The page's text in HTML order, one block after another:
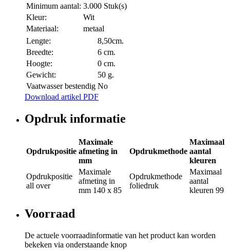
Minimum aantal: 3.000 Stuk(s)
Kleur:
Wit
Materiaal:
metaal
Lengte:
8,50cm.
Breedte:
6 cm.
Hoogte:
0 cm.
Gewicht:
50 g.
Vaatwasser bestendig No
Download artikel PDF
Opdruk informatie
Opdrukpositie
Maximale
afmeting in
mm
Opdrukmethode
Maximaal
aantal
kleuren
Opdrukpositie
all over
Maximale
afmeting in
mm 140 x 85
Opdrukmethode
foliedruk
Maximaal
aantal
kleuren 99
Voorraad
De actuele voorraadinformatie van het product kan worden
bekeken via onderstaande knop